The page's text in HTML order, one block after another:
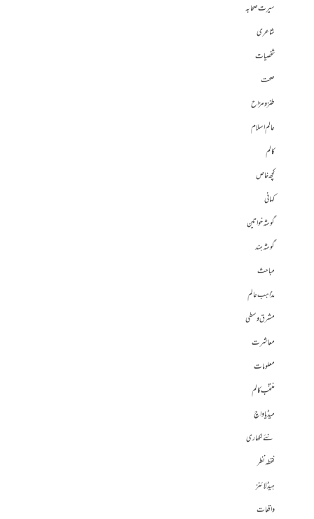
سیرت صحابہ
شاعری
شخصیات
صحت
طنز و مزاح
عالم اسلام
کالم
کچھ خاص
کہانی
گوشہ خواتین
گوشہ ہند
مباحث
مذاہب عالم
مشرق وسطی
معاشرت
معلومات
منتخب کالم
میڈیا واچ
نئے لکھاری
نقطہ نظر
ہیڈلائنز
واقعات